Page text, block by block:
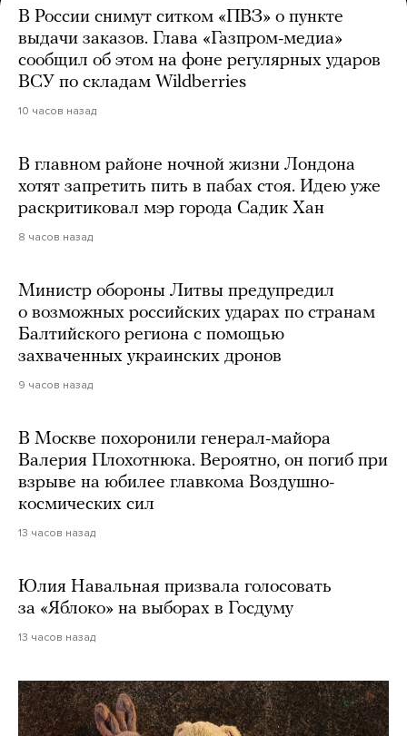
В России снимут ситком «ПВЗ» о пункте
выдачи заказов. Глава «Газпром-медиа»
сообщил об этом на фоне регулярных ударов
ВСУ по складам Wildberries
10 часов назад
В главном районе ночной жизни Лондона
хотят запретить пить в пабах стоя. Идею уже
раскритиковал мэр города Садик Хан
8 часов назад
Министр обороны Литвы предупредил
о возможных российских ударах по странам
Балтийского региона с помощью
захваченных украинских дронов
9 часов назад
В Москве похоронили генерал-майора
Валерия Плохотнюка. Вероятно, он погиб при
взрыве на юбилее главкома Воздушно-
космических сил
13 часов назад
Юлия Навальная призвала голосовать
за «Яблоко» на выборах в Госдуму
13 часов назад